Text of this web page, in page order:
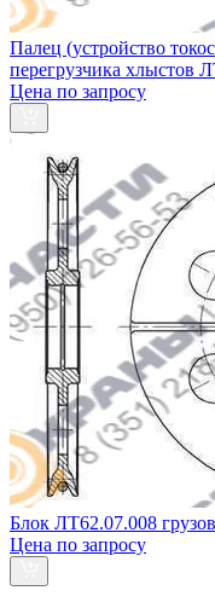
Палец (устройство
перегрузчика хлыстов
Цена по запросу
Блок ЛТ62.07.008
Цена по запросу